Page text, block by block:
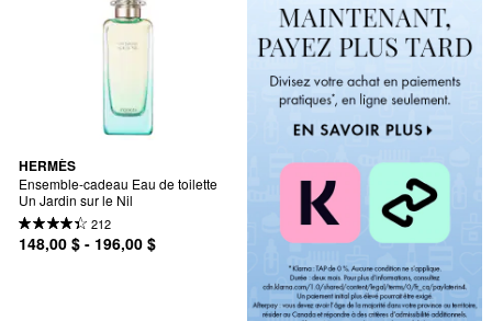
HERMÈS
Ensemble-cadeau Eau de toilette
Un Jardin sur le Nil
212
148,00 $ - 196,00 $